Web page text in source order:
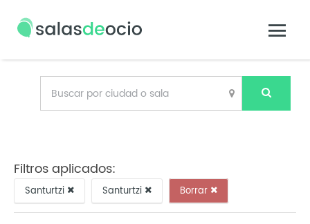
Filtros aplicados:
Santurtzi Santurtzi Borrar